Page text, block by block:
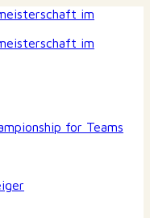
for Teams